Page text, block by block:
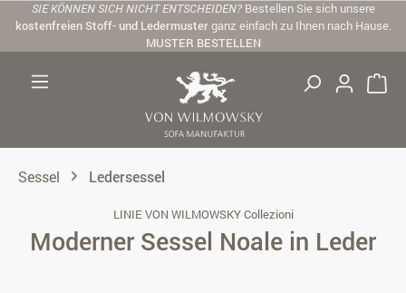
Zum Hauptinhalt springen
SIE KÖNNEN SICH NICHT ENTSCHEIDEN? Bestellen Sie sich unsere
kostenfreien Stoff- und Ledermusterganz einfach zu Ihnen nach Hause.
MUSTER BESTELLEN
Sessel Ledersessel
LINIE VON WILMOWSKY Collezioni
Moderner Sessel Noale in Leder